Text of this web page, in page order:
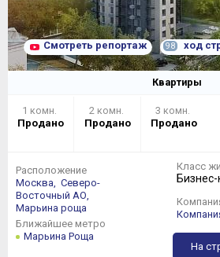
Смотреть репортаж 98 ход
Квартиры
1 комн.
Продано
2 комн.
Продано
3 комн.
Продано
Расположение
Москва, Северо-
Восточный АО,
Марьина роща
Ближайшее метро
Марьина Роща
Класс
Бизнес-
На